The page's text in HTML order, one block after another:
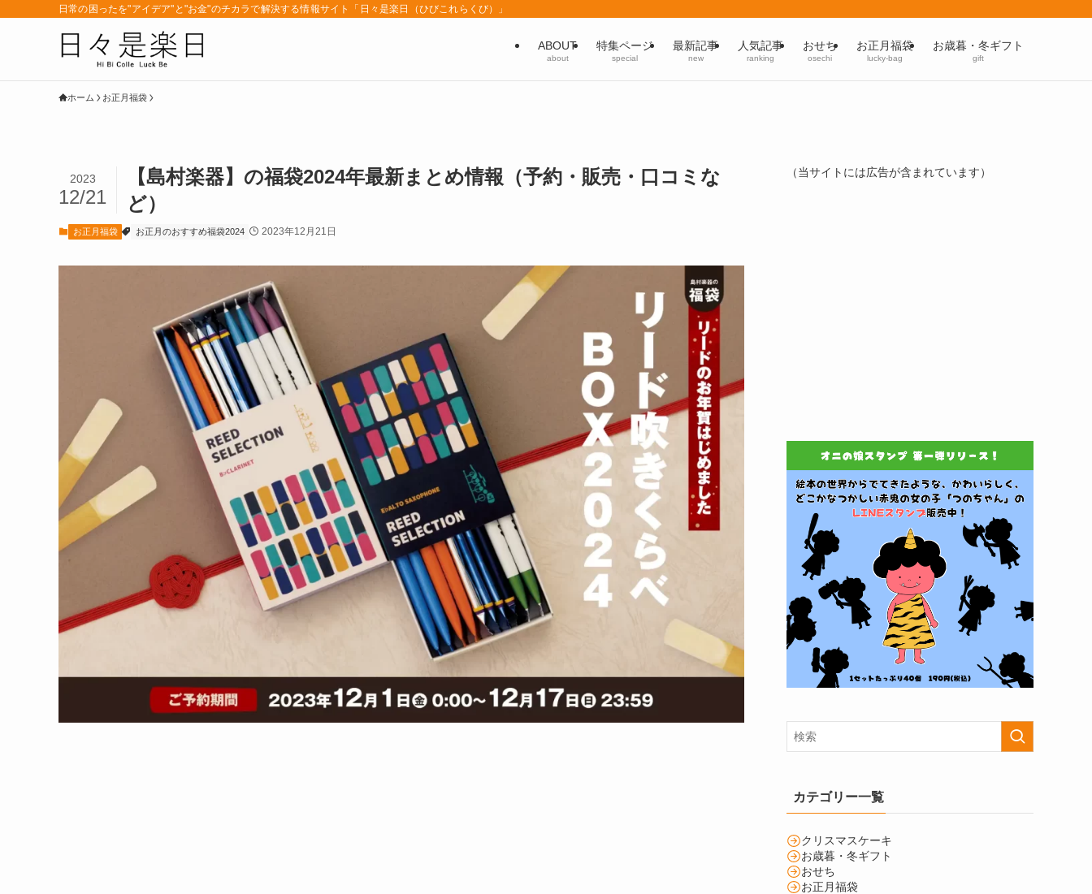
日常の困ったを"アイデア"と"お金"のチカラで解決する情報サイト「日々是楽日（ひびこれらくび）」
ABOUT
about
特集ページ
special
最新記事
new
人気記事
ranking
おせち
osechi
お正月福袋
lucky-bag
お歳暮・冬ギフト
gift
ホーム お正月福袋
【島村楽器】の福袋2024年最新まとめ情報（予約・販売・口コミな
ど）
2023
12/21
お正月福袋 お正月のおすすめ福袋2024 2023年12月21日
（当サイトには広告が含まれています）
カテゴリー一覧
クリスマスケーキ
お歳暮・冬ギフト
おせち
お正月福袋